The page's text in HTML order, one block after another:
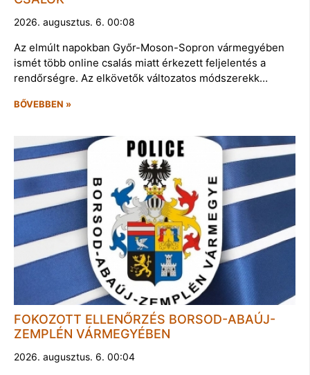
2026. augusztus. 6. 00:08
Az elmúlt napokban Győr-Moson-Sopron vármegyében
ismét több online csalás miatt érkezett feljelentés a
rendőrségre. Az elkövetők változatos módszerekk…
BŐVEBBEN »
FOKOZOTT ELLENŐRZÉS BORSOD-ABAÚJ-
ZEMPLÉN VÁRMEGYÉBEN
2026. augusztus. 6. 00:04